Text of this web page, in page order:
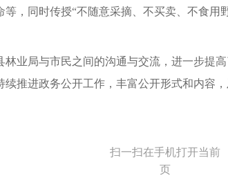
，同时传授“不随意采摘、不买卖、不食
业局与市民之间的沟通与交流，进一步提
推进政务公开工作，丰富公开形式和内容
扫一扫在手机打开当前
页